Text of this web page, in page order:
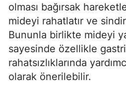
olması bağırsak
mideyi rahatlatır ve
Bununla birlikte mideyi
sayesinde özellikle
rahatsızlıklarında
olarak önerilebilir.